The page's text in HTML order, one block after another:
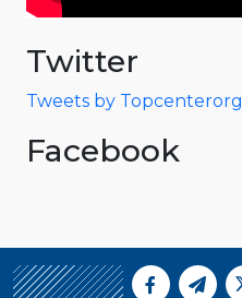
Twitter
Tweets by Topcenterorg
Facebook